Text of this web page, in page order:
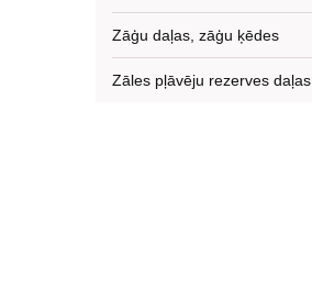
Zāģu daļas, zāģu ķēdes
Zāles pļāvēju rezerves daļas